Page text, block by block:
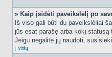
» Kaip įsidėti paveikslėlį po
Iš viso gali būti du paveikslėliai
jūs esat parašę arba kokį
Jeigu negalite jų naudoti,
Į viršų